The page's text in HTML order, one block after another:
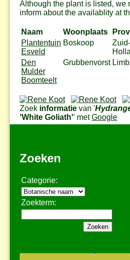
Although the plant is listed, we
inform about the availablity at
Naam Woonplaats
Plantentuin
Esveld
Boskoop
Zuid-
Den
Mulder
Boomteelt
Grubbenvorst
Zoek informatie van '
'White Goliath'' metGoogle
Zoeken
Categorie:
Zoekterm: